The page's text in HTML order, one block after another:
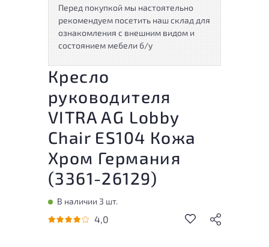
Перед покупкой мы настоятельно
рекомендуем посетить наш склад для
ознакомления с внешним видом и
состоянием мебели б/у
Кресло
руководителя
VITRA AG Lobby
Chair ES104 Кожа
Хром Германия
(3361-26129)
В наличии 3 шт.
4,0